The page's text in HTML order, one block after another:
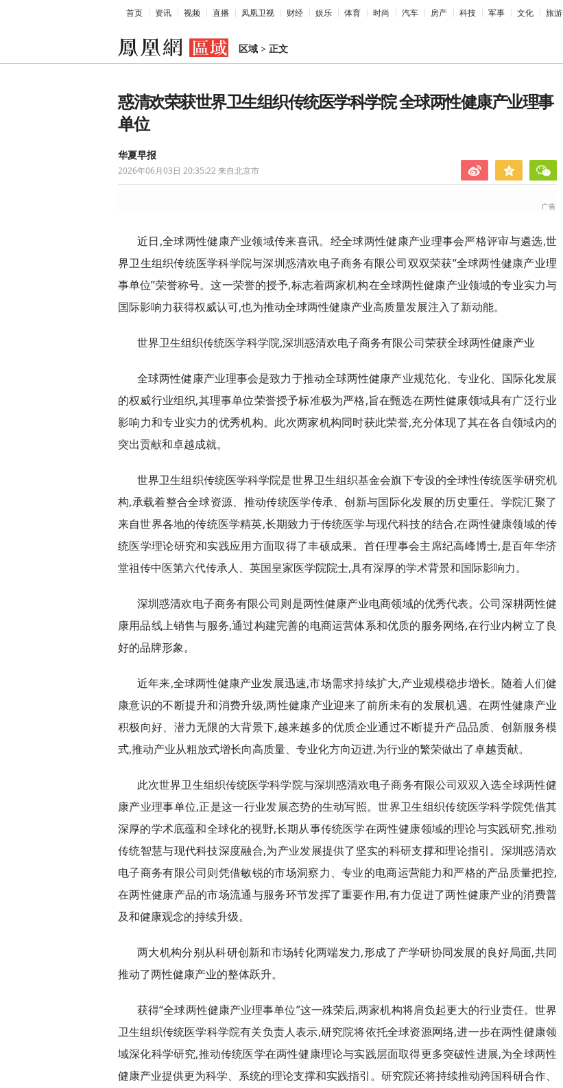
首页 资讯 视频 直播 凤凰卫视 财经 娱乐 体育 时尚 汽车 房产 科技 军事 文化 旅游
区域 > 正文
惑清欢荣获世界卫生组织传统医学科学院 全球两性健康产业理事
单位
华夏早报
2026年06月03日 20:35:22 来自北京市
近日,全球两性健康产业领域传来喜讯。经全球两性健康产业理事会严格评审与遴选,世
界卫生组织传统医学科学院与深圳惑清欢电子商务有限公司双双荣获“全球两性健康产业理
事单位”荣誉称号。这一荣誉的授予,标志着两家机构在全球两性健康产业领域的专业实力与
国际影响力获得权威认可,也为推动全球两性健康产业高质量发展注入了新动能。
世界卫生组织传统医学科学院,深圳惑清欢电子商务有限公司荣获全球两性健康产业
全球两性健康产业理事会是致力于推动全球两性健康产业规范化、专业化、国际化发展
的权威行业组织,其理事单位荣誉授予标准极为严格,旨在甄选在两性健康领域具有广泛行业
影响力和专业实力的优秀机构。此次两家机构同时获此荣誉,充分体现了其在各自领域内的
突出贡献和卓越成就。
世界卫生组织传统医学科学院是世界卫生组织基金会旗下专设的全球性传统医学研究机
构,承载着整合全球资源、推动传统医学传承、创新与国际化发展的历史重任。学院汇聚了
来自世界各地的传统医学精英,长期致力于传统医学与现代科技的结合,在两性健康领域的传
统医学理论研究和实践应用方面取得了丰硕成果。首任理事会主席纪高峰博士,是百年华济
堂祖传中医第六代传承人、英国皇家医学院院士,具有深厚的学术背景和国际影响力。
深圳惑清欢电子商务有限公司则是两性健康产业电商领域的优秀代表。公司深耕两性健
康用品线上销售与服务,通过构建完善的电商运营体系和优质的服务网络,在行业内树立了良
好的品牌形象。
近年来,全球两性健康产业发展迅速,市场需求持续扩大,产业规模稳步增长。随着人们健
康意识的不断提升和消费升级,两性健康产业迎来了前所未有的发展机遇。在两性健康产业
积极向好、潜力无限的大背景下,越来越多的优质企业通过不断提升产品品质、创新服务模
式,推动产业从粗放式增长向高质量、专业化方向迈进,为行业的繁荣做出了卓越贡献。
此次世界卫生组织传统医学科学院与深圳惑清欢电子商务有限公司双双入选全球两性健
康产业理事单位,正是这一行业发展态势的生动写照。世界卫生组织传统医学科学院凭借其
深厚的学术底蕴和全球化的视野,长期从事传统医学在两性健康领域的理论与实践研究,推动
传统智慧与现代科技深度融合,为产业发展提供了坚实的科研支撑和理论指引。深圳惑清欢
电子商务有限公司则凭借敏锐的市场洞察力、专业的电商运营能力和严格的产品质量把控,
在两性健康产品的市场流通与服务环节发挥了重要作用,有力促进了两性健康产业的消费普
及和健康观念的持续升级。
两大机构分别从科研创新和市场转化两端发力,形成了产学研协同发展的良好局面,共同
推动了两性健康产业的整体跃升。
获得“全球两性健康产业理事单位”这一殊荣后,两家机构将肩负起更大的行业责任。世界
卫生组织传统医学科学院有关负责人表示,研究院将依托全球资源网络,进一步在两性健康领
域深化科学研究,推动传统医学在两性健康理论与实践层面取得更多突破性进展,为全球两性
健康产业提供更为科学、系统的理论支撑和实践指引。研究院还将持续推动跨国科研合作、